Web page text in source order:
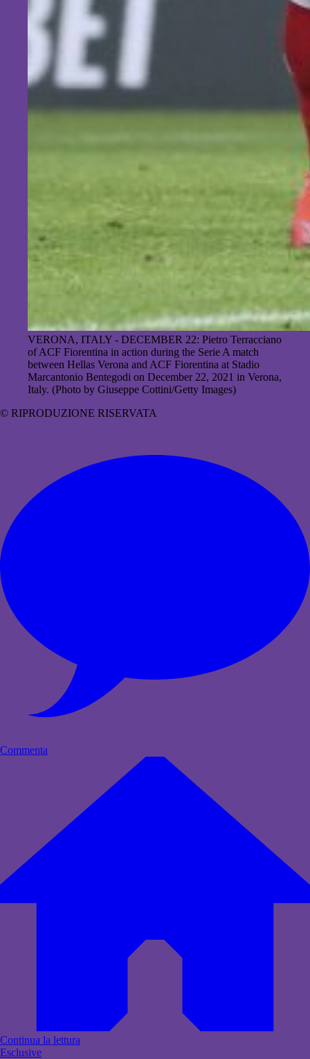
VERONA, ITALY - DECEMBER 22: Pietro Terracciano
of ACF Fiorentina in action during the Serie A match
between Hellas Verona and ACF Fiorentina at Stadio
Marcantonio Bentegodi on December 22, 2021 in Verona,
Italy. (Photo by Giuseppe Cottini/Getty Images)
© RIPRODUZIONE RISERVATA
Commenta
Continua la lettura
Esclusive